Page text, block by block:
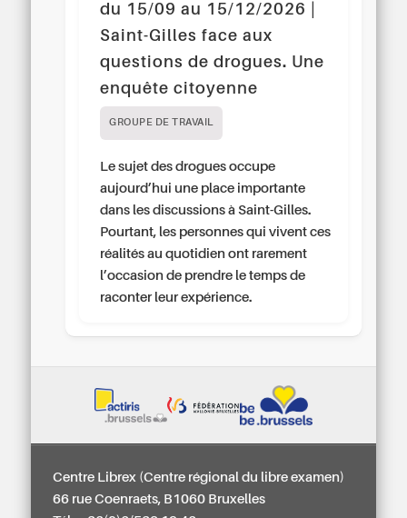
du 15/09 au 15/12/2026 |
Saint-Gilles face aux
questions de drogues. Une
enquête citoyenne
GROUPE DE TRAVAIL
Le sujet des drogues occupe
aujourd’hui une place importante
dans les discussions à Saint-Gilles.
Pourtant, les personnes qui vivent ces
réalités au quotidien ont rarement
l’occasion de prendre le temps de
raconter leur expérience.
Centre Librex (Centre régional du libre examen)
66 rue Coenraets, B1060 Bruxelles